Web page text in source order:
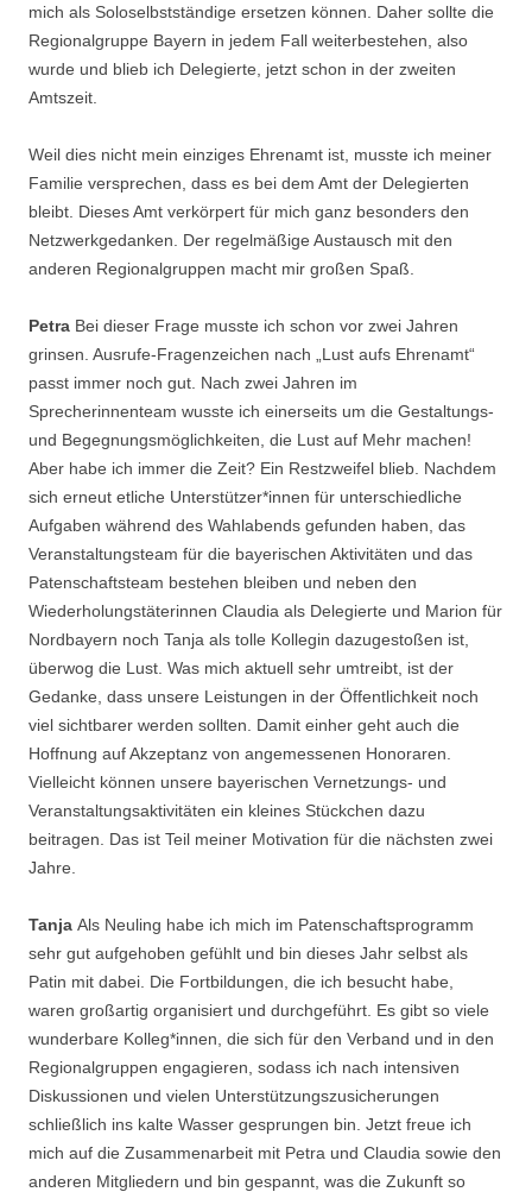
mich als Soloselbstständige ersetzen können. Daher sollte die
Regionalgruppe Bayern in jedem Fall weiterbestehen, also
wurde und blieb ich Delegierte, jetzt schon in der zweiten
Amtszeit.
Weil dies nicht mein einziges Ehrenamt ist, musste ich meiner
Familie versprechen, dass es bei dem Amt der Delegierten
bleibt. Dieses Amt verkörpert für mich ganz besonders den
Netzwerkgedanken. Der regelmäßige Austausch mit den
anderen Regionalgruppen macht mir großen Spaß.
Petra Bei dieser Frage musste ich schon vor zwei Jahren
grinsen. Ausrufe-Fragenzeichen nach „Lust aufs Ehrenamt“
passt immer noch gut. Nach zwei Jahren im
Sprecherinnenteam wusste ich einerseits um die Gestaltungs-
und Begegnungsmöglichkeiten, die Lust auf Mehr machen!
Aber habe ich immer die Zeit? Ein Restzweifel blieb. Nachdem
sich erneut etliche Unterstützer*innen für unterschiedliche
Aufgaben während des Wahlabends gefunden haben, das
Veranstaltungsteam für die bayerischen Aktivitäten und das
Patenschaftsteam bestehen bleiben und neben den
Wiederholungstäterinnen Claudia als Delegierte und Marion für
Nordbayern noch Tanja als tolle Kollegin dazugestoßen ist,
überwog die Lust. Was mich aktuell sehr umtreibt, ist der
Gedanke, dass unsere Leistungen in der Öffentlichkeit noch
viel sichtbarer werden sollten. Damit einher geht auch die
Hoffnung auf Akzeptanz von angemessenen Honoraren.
Vielleicht können unsere bayerischen Vernetzungs- und
Veranstaltungsaktivitäten ein kleines Stückchen dazu
beitragen. Das ist Teil meiner Motivation für die nächsten zwei
Jahre.
Tanja Als Neuling habe ich mich im Patenschaftsprogramm
sehr gut aufgehoben gefühlt und bin dieses Jahr selbst als
Patin mit dabei. Die Fortbildungen, die ich besucht habe,
waren großartig organisiert und durchgeführt. Es gibt so viele
wunderbare Kolleg*innen, die sich für den Verband und in den
Regionalgruppen engagieren, sodass ich nach intensiven
Diskussionen und vielen Unterstützungszusicherungen
schließlich ins kalte Wasser gesprungen bin. Jetzt freue ich
mich auf die Zusammenarbeit mit Petra und Claudia sowie den
anderen Mitgliedern und bin gespannt, was die Zukunft so